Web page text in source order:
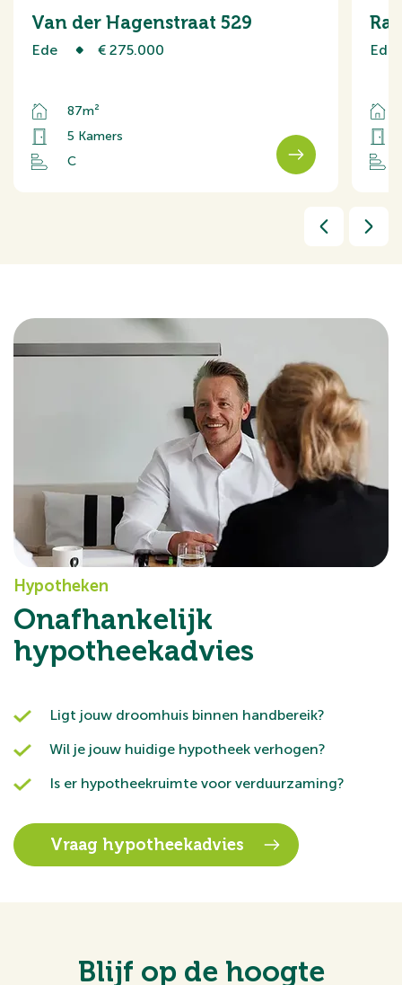
Van der Hagenstraat 529
Ede € 275.000
87m²
5 Kamers
C
Ede
Hypotheken
Onafhankelijk
hypotheekadvies
Ligt jouw droomhuis binnen handbereik?
Wil je jouw huidige hypotheek verhogen?
Is er hypotheekruimte voor verduurzaming?
Vraag hypotheekadvies
Blijf op de hoogte